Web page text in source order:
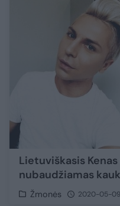
Lietuviškasis
nubaudžiamas
Žmonės 2020-05-09